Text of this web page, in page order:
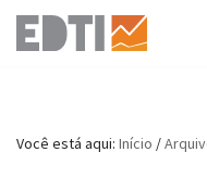
Pular
conteúdo
Você está aqui: Início /